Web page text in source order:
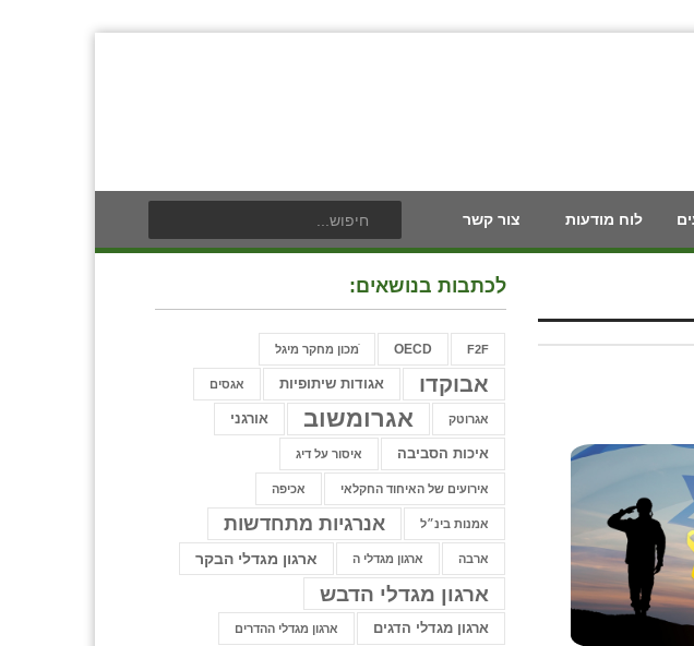
לוח מודעות צור קשר
לכתבות בנושאים:
F2F
OECD ֿמכון מחקר מיגל
אבוקדו אגודות שיתופיות אגסים
אגרוטק אגרומשוב אורגני
איכות הסביבה איסור על דיג
אירועים של האיחוד החקלאי אכיפה
אמנות בינ״ל אנרגיות מתחדשות
ארבה ארגון מגדלי ה ארגון מגדלי הבקר
ארגון מגדלי הדבש
ארגון מגדלי הדגים ארגון מגדלי ההדרים